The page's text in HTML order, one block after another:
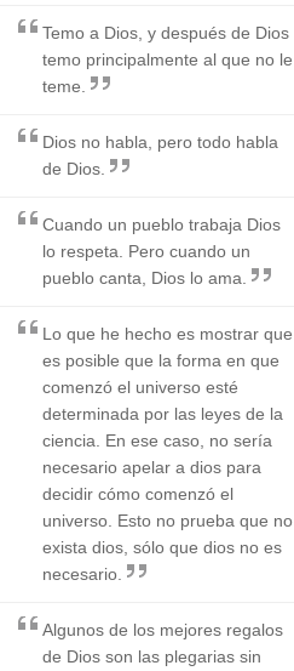
Temo a Dios, y después de Dios
temo principalmente al que no le
teme.
Dios no habla, pero todo habla
de Dios.
Cuando un pueblo trabaja Dios
lo respeta. Pero cuando un
pueblo canta, Dios lo ama.
Lo que he hecho es mostrar que
es posible que la forma en que
comenzó el universo esté
determinada por las leyes de la
ciencia. En ese caso, no sería
necesario apelar a dios para
decidir cómo comenzó el
universo. Esto no prueba que no
exista dios, sólo que dios no es
necesario.
Algunos de los mejores regalos
de Dios son las plegarias sin